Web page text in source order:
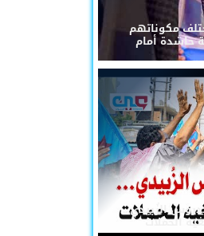
مكوناتهم
حاشدة أمام
الزُبيدي...
الحملات